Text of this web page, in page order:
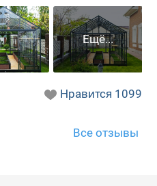
Нравится 1099
Все отзывы